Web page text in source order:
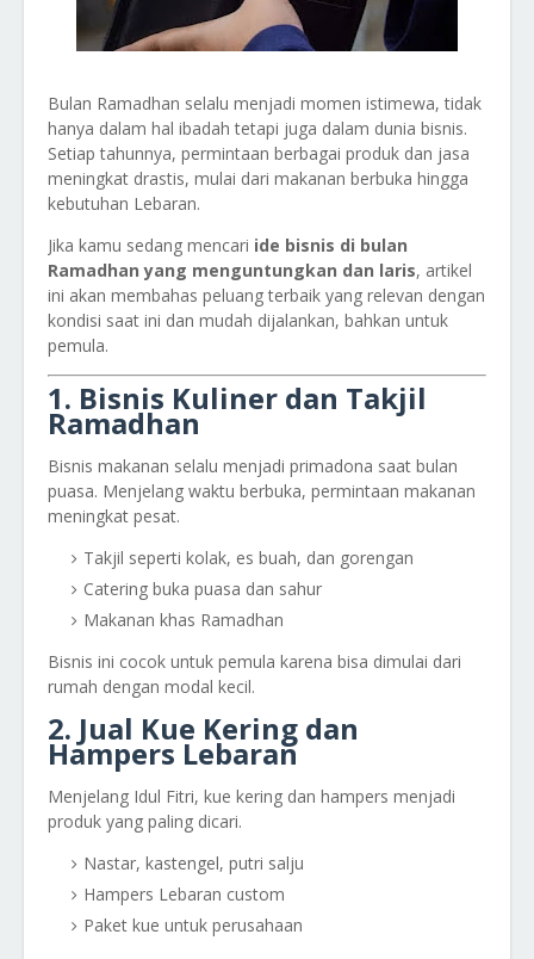
Bulan Ramadhan selalu menjadi momen istimewa, tidak
hanya dalam hal ibadah tetapi juga dalam dunia bisnis.
Setiap tahunnya, permintaan berbagai produk dan jasa
meningkat drastis, mulai dari makanan berbuka hingga
kebutuhan Lebaran.
Jika kamu sedang mencari ide bisnis di bulan
Ramadhan yang menguntungkan dan laris, artikel
ini akan membahas peluang terbaik yang relevan dengan
kondisi saat ini dan mudah dijalankan, bahkan untuk
pemula.
1. Bisnis Kuliner dan Takjil
Ramadhan
Bisnis makanan selalu menjadi primadona saat bulan
puasa. Menjelang waktu berbuka, permintaan makanan
meningkat pesat.
Takjil seperti kolak, es buah, dan gorengan
Catering buka puasa dan sahur
Makanan khas Ramadhan
Bisnis ini cocok untuk pemula karena bisa dimulai dari
rumah dengan modal kecil.
2. Jual Kue Kering dan
Hampers Lebaran
Menjelang Idul Fitri, kue kering dan hampers menjadi
produk yang paling dicari.
Nastar, kastengel, putri salju
Hampers Lebaran custom
Paket kue untuk perusahaan